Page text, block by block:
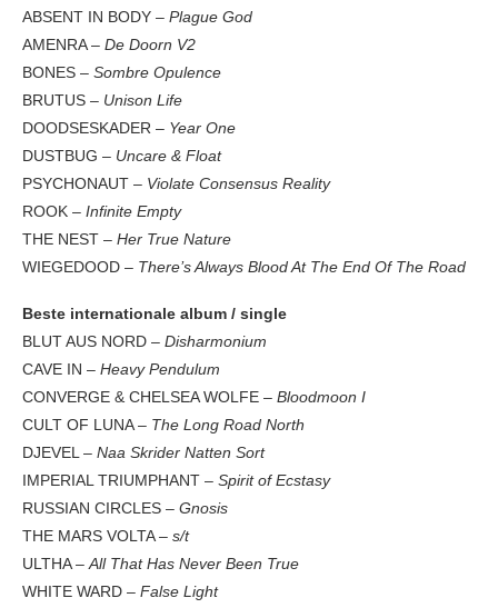
ABSENT IN BODY – Plague God
AMENRA – De Doorn V2
BONES – Sombre Opulence
BRUTUS – Unison Life
DOODSESKADER – Year One
DUSTBUG – Uncare & Float
PSYCHONAUT – Violate Consensus Reality
ROOK – Infinite Empty
THE NEST – Her True Nature
WIEGEDOOD – There’s Always Blood At The End Of The Road
Beste internationale album / single
BLUT AUS NORD – Disharmonium
CAVE IN – Heavy Pendulum
CONVERGE & CHELSEA WOLFE – Bloodmoon I
CULT OF LUNA – The Long Road North
DJEVEL – Naa Skrider Natten Sort
IMPERIAL TRIUMPHANT – Spirit of Ecstasy
RUSSIAN CIRCLES – Gnosis
THE MARS VOLTA– s/t
ULTHA –All That Has Never Been True
WHITE WARD – False Light